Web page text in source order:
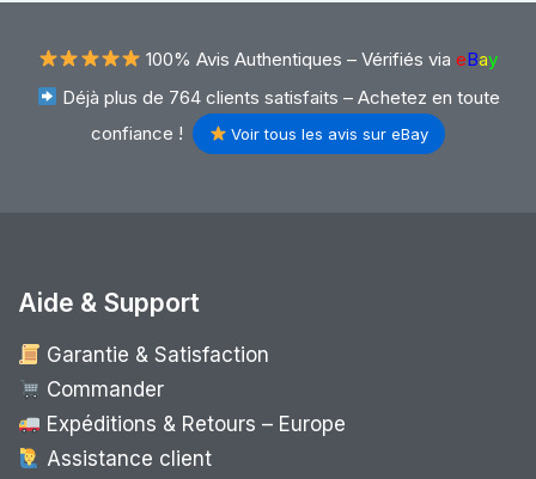
100% Avis Authentiques – Vérifiés via eBay
Déjà plus de 764 clients satisfaits – Achetez en toute
confiance !
Voir tous les avis sur eBay
Aide & Support
Garantie & Satisfaction
Commander
Expéditions & Retours – Europe
Assistance client